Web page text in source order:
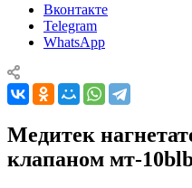
Вконтакте
Telegram
WhatsApp
Медитек
клапаном мт-